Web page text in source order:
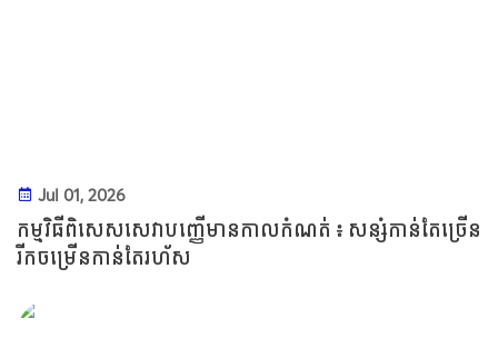
Jul 01, 2026
កម្មវិធីពិសេសសេវាបញ្ញើមានកាលកំណត់ ៖ សន្សំកាន់តែច្រើន
រីកចម្រើនកាន់តែរហ័ស